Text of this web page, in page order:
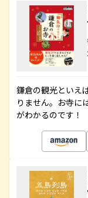
鎌倉の観光といえ
りません。お寺に
がわかるのです！